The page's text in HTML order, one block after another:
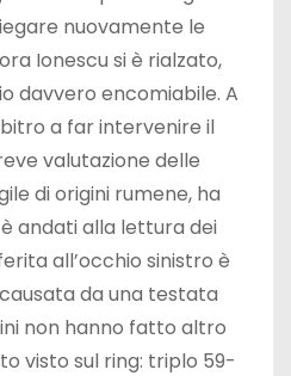
nuovamente le
Ionescu si è rialzato,
davvero encomiabile. A
a far intervenire il
valutazione delle
di origini rumene, ha
andati alla lettura dei
all’occhio sinistro è
da una testata
non hanno fatto altro
visto sul ring: triplo 59-